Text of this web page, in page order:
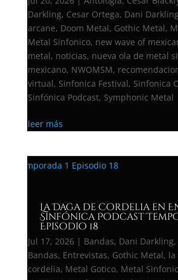
Darkling, Cesar Ortega, Dani Darkling
arcane, Doom Metal, Gothic Metal,
Metal Sinfonico, new wave of
metal, noticias, nueva ola de metal
mexicano, NWOMSM,
virtual, Sinfonica Festival, Sinfonica
Sinfónica Podcast, Symphonic Metal
leer más
La Daga de Cordelia en
Sinfónica Podcast
Episodio 18
Jul 17, 2026| Bandas, Dani Darkling,
Bandas, Entrevistas, Gothic Metal, la
cordelia, Metal Gotico, Metal